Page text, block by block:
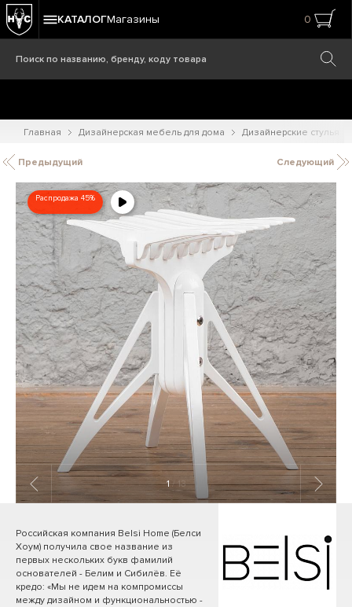
КАТАЛОГМагазины 0
Главная Дизайнерская мебель для дома Дизайнерские стулья
Предыдущий Следующий
Распродажа 45%
1/ 13
Российская компания Belsi Home (Белси
Хоум) получила свое название из
первых нескольких букв фамилий
основателей - Белим и Сибилёв. Её
кредо: «Мы не идем на компромиссы
между дизайном и функциональностью -